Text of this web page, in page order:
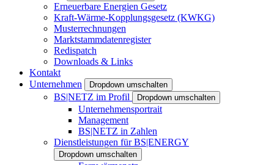
Erneuerbare Energien Gesetz
Kraft-Wärme-Kopplungsgesetz (KWKG)
Musterrechnungen
Marktstammdatenregister
Redispatch
Downloads & Links
Kontakt
Unternehmen
Dropdown umschalten
BS|NETZ im Profil Dropdown umschalten
Unternehmensportrait
Management
BS|NETZ in Zahlen
Dienstleistungen für BS|ENERGY
Dropdown umschalten